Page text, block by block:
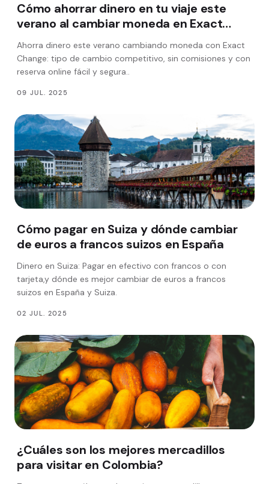
Cómo ahorrar dinero en tu viaje este
verano al cambiar moneda en Exact
Change
Ahorra dinero este verano cambiando moneda con Exact
Change: tipo de cambio competitivo, sin comisiones y con
reserva online fácil y segura..
09 JUL. 2025
Cómo pagar en Suiza y dónde cambiar
de euros a francos suizos en España
Dinero en Suiza: Pagar en efectivo con francos o con
tarjeta,y dónde es mejor cambiar de euros a francos
suizos en España y Suiza.
02 JUL. 2025
¿Cuáles son los mejores mercadillos
para visitar en Colombia?